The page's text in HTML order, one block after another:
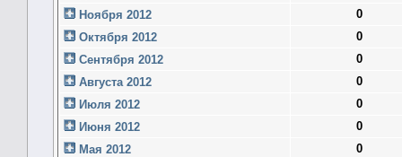
Ноября 2012
0
Октября 2012
0
Сентября 2012
0
Августа 2012
0
Июля 2012
0
Июня 2012
0
Мая 2012
0